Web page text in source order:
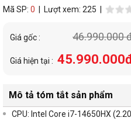
Mã SP: 0 | Lượt xem: 225 |
Giá gốc : 46.990.000
Giá hiện tại :
Mô tả tóm tắt sản phẩm
CPU: Intel Core i7-14650HX